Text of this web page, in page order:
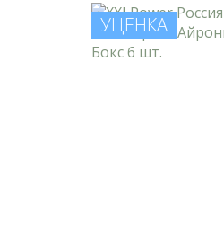
УЦЕНКА